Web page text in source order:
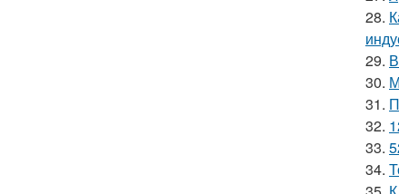
28.
29.
30.
31.
32.
33.
34.